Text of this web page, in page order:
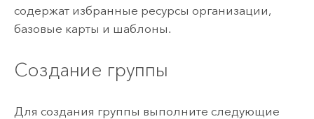
содержат избранные ресурсы организации,
базовые карты и шаблоны.
Создание группы
Для создания группы выполните следующие